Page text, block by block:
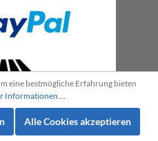
eine bestmögliche Erfahrung bieten
Informationen ...
Alle Cookies akzeptieren